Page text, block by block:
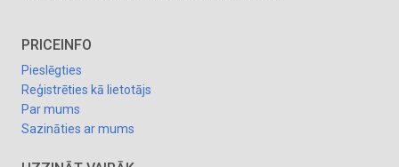
PRICEINFO
Pieslēgties
Reģistrēties kā lietotājs
Par mums
Sazināties ar mums